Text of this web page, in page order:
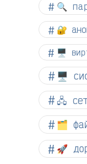
🔍
🔐
🖥️
🖥️
🖧
🗂️
🚀